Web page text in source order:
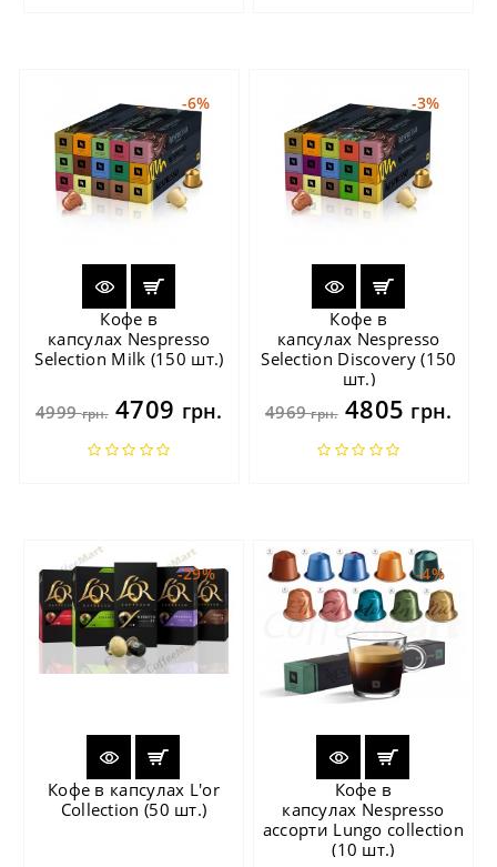
-6%
Кофе в
капсулах Nespresso
Selection Milk (150 шт.)
4999грн.4709 грн.
-3%
Кофе в
капсулах Nespresso
Selection Discovery (150
шт.)
4969грн.4805 грн.
-29%
Кофе в капсулах L'or
Collection (50 шт.)
-4%
Кофе в
капсулах Nespresso
ассорти Lungo collection
(10 шт.)